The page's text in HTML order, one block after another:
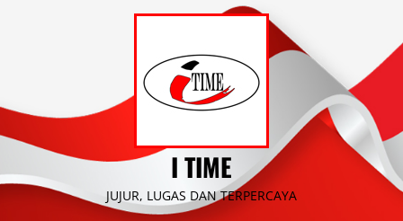
I TIME
JUJUR, LUGAS DAN TERPERCAYA